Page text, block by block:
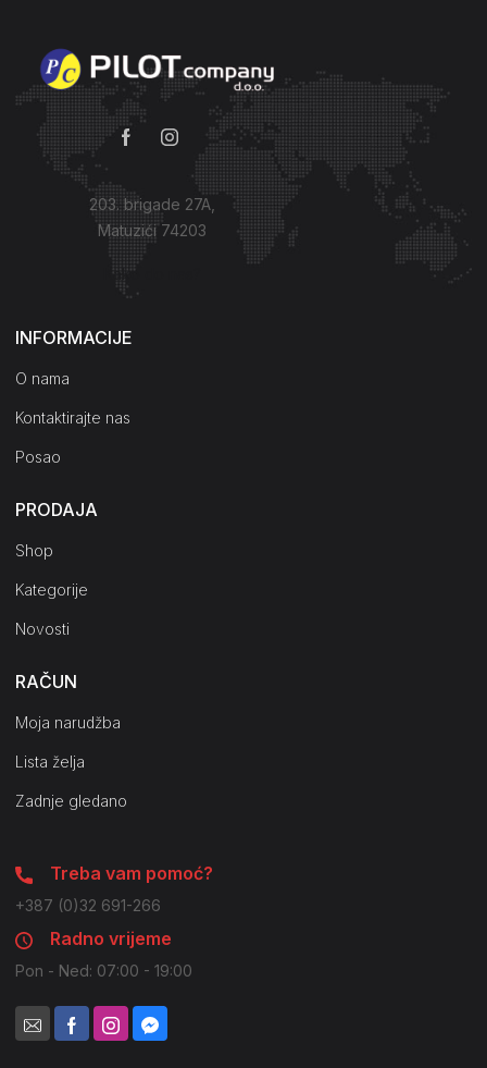
203. brigade 27A,
Matuzići 74203
Kako do nas?
INFORMACIJE
O nama
Kontaktirajte nas
Posao
PRODAJA
Shop
Kategorije
Novosti
RAČUN
Moja narudžba
Lista želja
Zadnje gledano
Treba vam pomoć?
+387 (0)32 691-266
Radno vrijeme
Pon - Ned: 07:00 - 19:00